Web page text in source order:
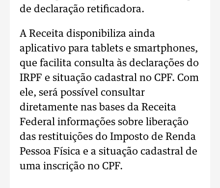
de declaração retificadora.
A Receita disponibiliza ainda
aplicativo para tablets e smartphones,
que facilita consulta às declarações do
IRPF e situação cadastral no CPF. Com
ele, será possível consultar
diretamente nas bases da Receita
Federal informações sobre liberação
das restituições do Imposto de Renda
Pessoa Física e a situação cadastral de
uma inscrição no CPF.